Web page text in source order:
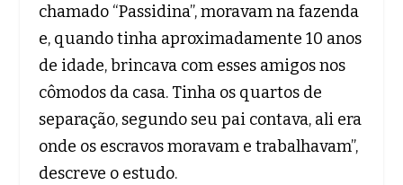
chamado “Passidina”, moravam na fazenda
e, quando tinha aproximadamente 10 anos
de idade, brincava com esses amigos nos
cômodos da casa. Tinha os quartos de
separação, segundo seu pai contava, ali era
onde os escravos moravam e trabalhavam”,
descreve o estudo.